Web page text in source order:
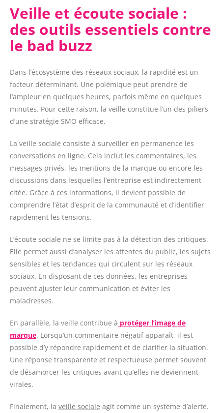
Veille et écoute sociale :
des outils essentiels contre
le bad buzz
Dans l’écosystème des réseaux sociaux, la rapidité est un
facteur déterminant. Une polémique peut prendre de
l’ampleur en quelques heures, parfois même en quelques
minutes. Pour cette raison, la veille constitue l’un des piliers
d’une stratégie SMO efficace.
La veille sociale consiste à surveiller en permanence les
conversations en ligne. Cela inclut les commentaires, les
messages privés, les mentions de la marque ou encore les
discussions dans lesquelles l’entreprise est indirectement
citée. Grâce à ces informations, il devient possible de
comprendre l’état d’esprit de la communauté et d’identifier
rapidement les tensions.
L’écoute sociale ne se limite pas à la détection des critiques.
Elle permet aussi d’analyser les attentes du public, les sujets
sensibles et les tendances qui circulent sur les réseaux
sociaux. En disposant de ces données, les entreprises
peuvent ajuster leur communication et éviter les
maladresses.
En parallèle, la veille contribue à protéger l’image de
marque. Lorsqu’un commentaire négatif apparaît, il est
possible d’y répondre rapidement et de clarifier la situation.
Une réponse transparente et respectueuse permet souvent
de désamorcer les critiques avant qu’elles ne deviennent
virales.
Finalement, la veille sociale agit comme un système d’alerte.